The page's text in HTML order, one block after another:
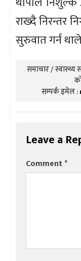
राख्दै निरन्तर
सुरुवात गर्न
समाचार / स्वास्थ्य
सम्पर्क इमेल :
Leave a
Comment*